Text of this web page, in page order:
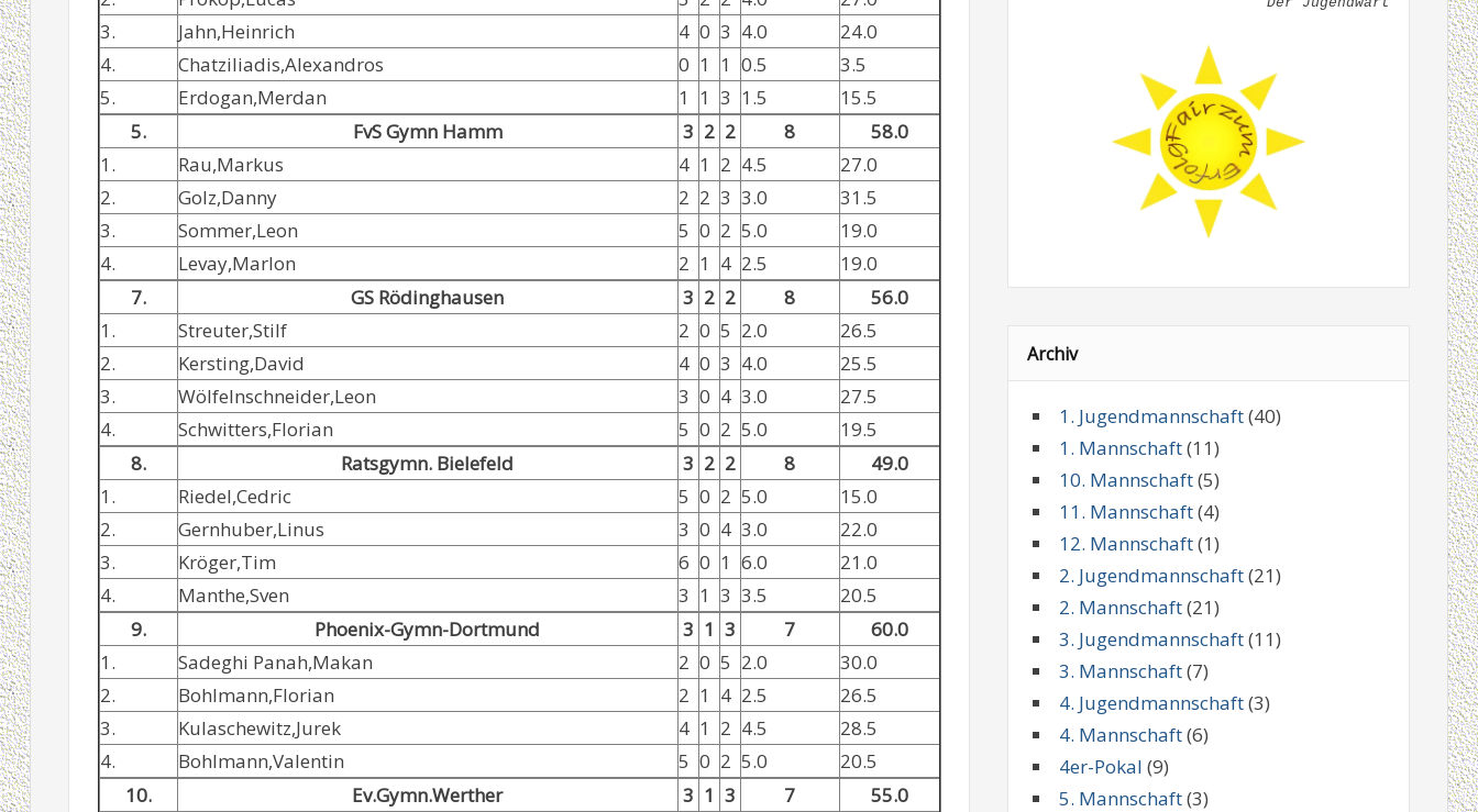
3.
Jahn,Heinrich 4 0 3 4.0
24.0
4.
Chatziliadis,Alexandros 0 1 1 0.5
3.5
5.
Erdogan,Merdan 1 1 3 1.5
15.5
5.
FvS Gymn Hamm 3 2 2 8
58.0
1.
Rau,Markus 4 1 2 4.5
27.0
2.
Golz,Danny 2 2 3 3.0
31.5
3.
Sommer,Leon 5 0 2 5.0
19.0
4.
Levay,Marlon 2 1 4 2.5
19.0
7.
GS Rödinghausen 3 2 2 8
56.0
1.
Streuter,Stilf 2 0 5 2.0
26.5
2.
Kersting,David 4 0 3 4.0
25.5
3.
Wölfelnschneider,Leon 3 0 4 3.0
27.5
4.
Schwitters,Florian 5 0 2 5.0
19.5
8.
Ratsgymn. Bielefeld 3 2 2 8
49.0
1.
Riedel,Cedric 5 0 2 5.0
15.0
2.
Gernhuber,Linus 3 0 4 3.0
22.0
3.
Kröger,Tim 6 0 1 6.0
21.0
4.
Manthe,Sven 3 1 3 3.5
20.5
9.
Phoenix-Gymn-Dortmund 3 1 3 7
60.0
1.
Sadeghi Panah,Makan 2 0 5 2.0
30.0
2.
Bohlmann,Florian 2 1 4 2.5
26.5
3.
Kulaschewitz,Jurek 4 1 2 4.5
28.5
4.
Bohlmann,Valentin 5 0 2 5.0
20.5
10.
Ev.Gymn.Werther 3 1 3 7
55.0
Archiv
1. Jugendmannschaft(40)
1. Mannschaft(11)
10. Mannschaft(5)
11. Mannschaft(4)
12. Mannschaft(1)
2. Jugendmannschaft(21)
2. Mannschaft(21)
3. Jugendmannschaft(11)
3. Mannschaft(7)
4. Jugendmannschaft(3)
4. Mannschaft(6)
4er-Pokal (9)
5. Mannschaft(3)